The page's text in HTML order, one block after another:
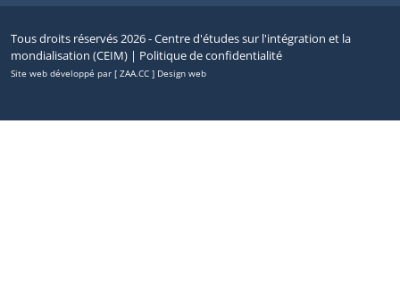
Tous droits réservés 2026 - Centre d'études sur l'intégration et la
mondialisation (CEIM) | Politique de confidentialité
Site web développé par [ ZAA.CC ] Design web